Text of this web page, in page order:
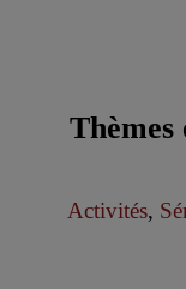
Thèmes
Activités,